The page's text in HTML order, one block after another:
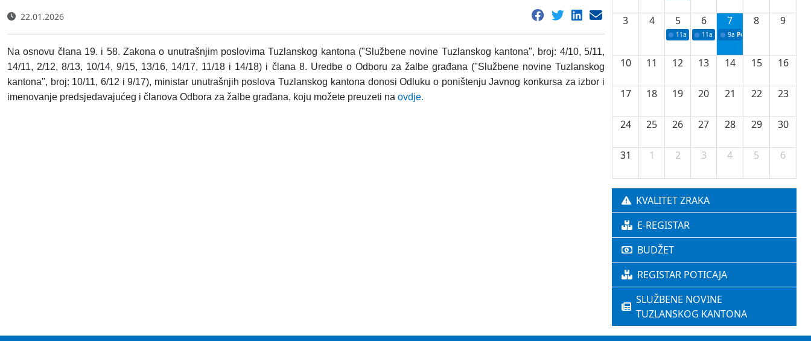
22.01.2026
Na osnovu člana 19. i 58. Zakona o unutrašnjim poslovima Tuzlanskog kantona ("Službene novine Tuzlanskog kantona", broj: 4/10, 5/11,
14/11, 2/12, 8/13, 10/14, 9/15, 13/16, 14/17, 11/18 i 14/18) i člana 8. Uredbe o Odboru za žalbe građana ("Službene novine Tuzlanskog
kantona", broj: 10/11, 6/12 i 9/17), ministar unutrašnjih poslova Tuzlanskog kantona donosi Odluku o poništenju Javnog konkursa za izbor i
imenovanje predsjedavajućeg i članova Odbora za žalbe građana, koju možete preuzeti na ovdje.
3 4 5
11a Potpisivanje ugovora o stipendijama
6
11a Podrška razvoju vodne
7
9a Početak izgradnje nove
8 9
10 11 12 13 14 15 16
17 18 19 20 21 22 23
24 25 26 27 28 29 30
31 1 2 3 4 5 6
KVALITET ZRAKA
E-REGISTAR
BUDŽET
REGISTAR POTICAJA
SLUŽBENE NOVINE
TUZLANSKOG KANTONA